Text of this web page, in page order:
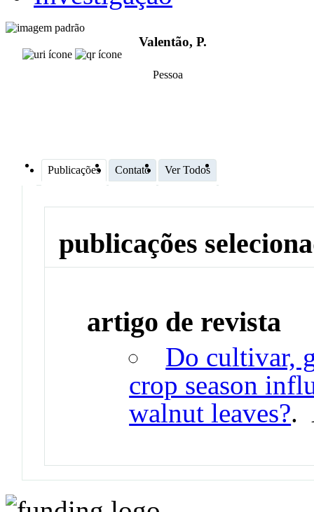
Valentão, P.
Pessoa
Publicações Contato Ver Todos
publicações
artigo de revista
Do cultivar,
crop season
walnut leaves?.